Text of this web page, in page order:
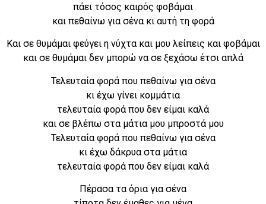
πάει τόσος καιρός φοβάμαι
και πεθαίνω για σένα κι αυτή τη φορά
Και σε θυμάμαι φεύγει η νύχτα και μου λείπεις και φοβάμαι
και σε θυμάμαι δεν μπορώ να σε ξεχάσω έτσι απλά
Τελευταία φορά που πεθαίνω για σένα
κι έχω γίνει κομμάτια
τελευταία φορά που δεν είμαι καλά
και σε βλέπω στα μάτια μου μπροστά μου
Τελευταία φορά που πεθαίνω για σένα
κι έχω δάκρυα στα μάτια
τελευταία φορά που δεν είμαι καλά
Πέρασα τα όρια για σένα